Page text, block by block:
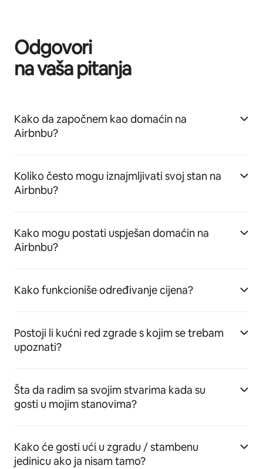
Odgovori
na vaša pitanja
Kako da započnem kao domaćin na
Airbnbu?
Koliko često mogu iznajmljivati svoj stan na
Airbnbu?
Kako mogu postati uspješan domaćin na
Airbnbu?
Kako funkcioniše određivanje cijena?
Postoji li kućni red zgrade s kojim se trebam
upoznati?
Šta da radim sa svojim stvarima kada su
gosti u mojim stanovima?
Kako će gosti ući u zgradu / stambenu
jedinicu ako ja nisam tamo?